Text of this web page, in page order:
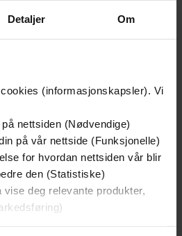
Detaljer Om
(informasjonskapsler). Vi
nettsiden (Nødvendige)
på vår nettside (Funksjonelle)
for hvordan nettsiden vår blir
den (Statistiske)
deg relevante produkter,